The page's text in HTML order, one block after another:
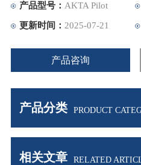
产品型号：AKTA Pilot
更新时间：2025-07-21
产品咨询
产品分类 PRODUCT
相关文章 RELATED